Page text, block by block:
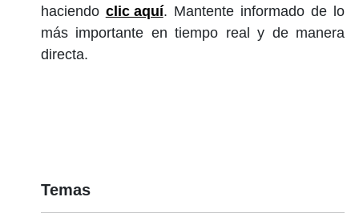
haciendo clic aquí. Mantente informado de lo
más importante en tiempo real y de manera
directa.
Temas